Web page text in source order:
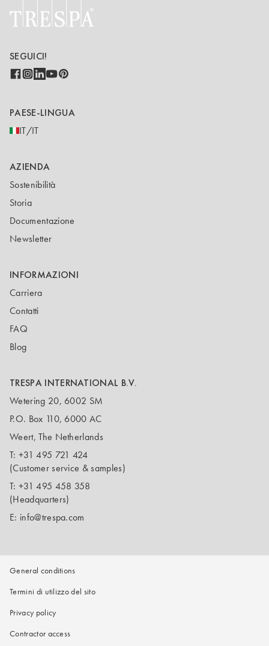
SEGUICI!
PAESE-LINGUA
IT/IT
AZIENDA
Sostenibilità
Storia
Documentazione
Newsletter
INFORMAZIONI
Carriera
Contatti
FAQ
Blog
TRESPA INTERNATIONAL B.V.
Wetering 20, 6002 SM
P.O. Box 110, 6000 AC
Weert, The Netherlands
T: +31 495 721 424
(Customer service & samples)
T: +31 495 458 358
(Headquarters)
E: info@trespa.com
General conditions
Termini di utilizzo del sito
Privacy policy
Contractor access